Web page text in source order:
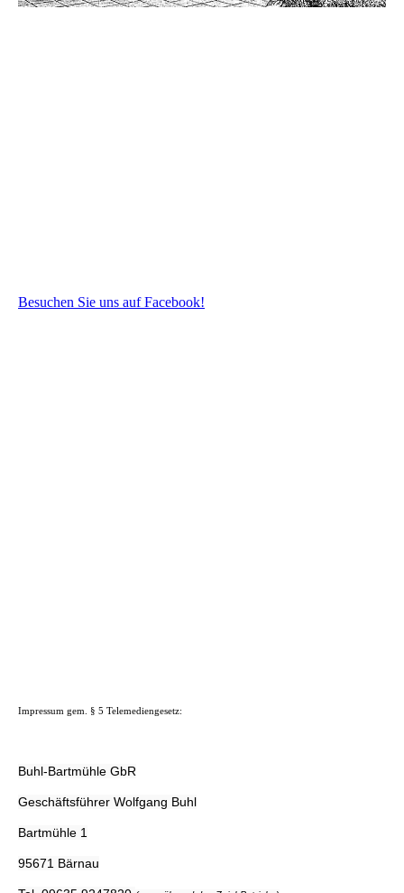
Besuchen Sie uns auf Facebook!
Impressum gem. § 5 Telemediengesetz:
Buhl-Bartmühle GbR
Geschäftsführer Wolfgang Buhl
Bartmühle 1
95671 Bärnau